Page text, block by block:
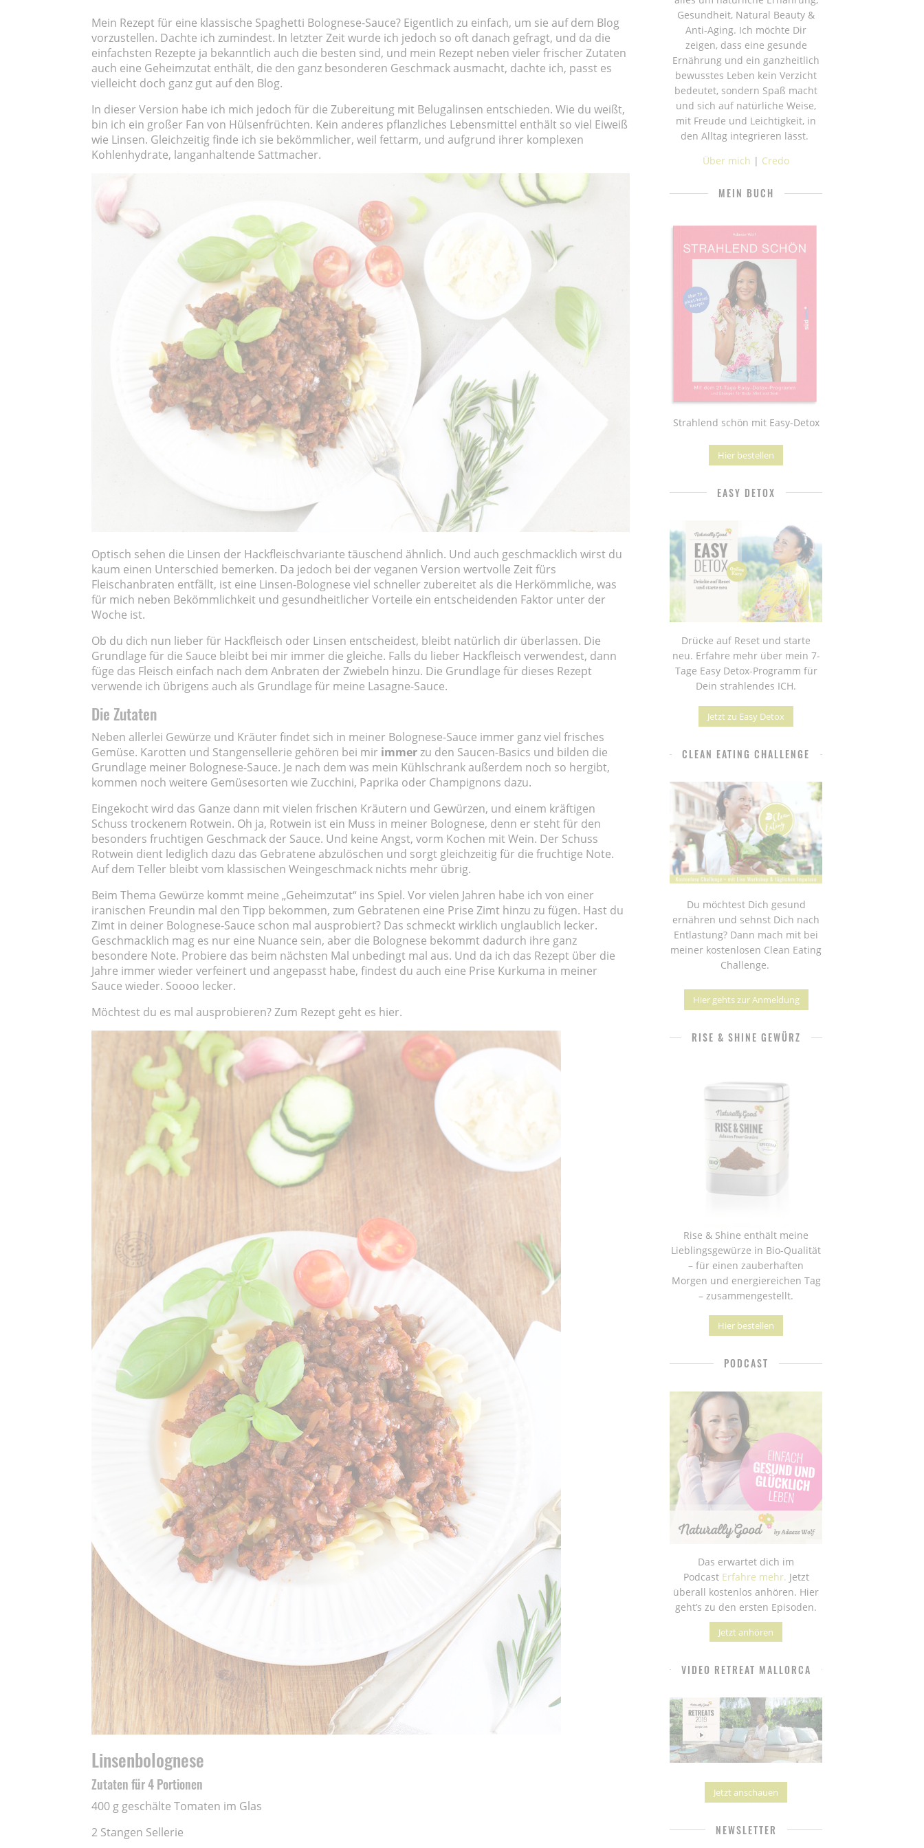
Mein Rezept für eine klassische Spaghetti Bolognese-Sauce? Eigentlich zu einfach, um sie auf dem Blog
vorzustellen. Dachte ich zumindest. In letzter Zeit wurde ich jedoch so oft danach gefragt, und da die
einfachsten Rezepte ja bekanntlich auch die besten sind, und mein Rezept neben vieler frischer Zutaten
auch eine Geheimzutat enthält, die den ganz besonderen Geschmack ausmacht, dachte ich, passt es
vielleicht doch ganz gut auf den Blog.
In dieser Version habe ich mich jedoch für die Zubereitung mit Belugalinsen entschieden. Wie du weißt,
bin ich ein großer Fan von Hülsenfrüchten. Kein anderes pflanzliches Lebensmittel enthält so viel Eiweiß
wie Linsen. Gleichzeitig finde ich sie bekömmlicher, weil fettarm, und aufgrund ihrer komplexen
Kohlenhydrate, langanhaltende Sattmacher.
Optisch sehen die Linsen der Hackfleischvariante täuschend ähnlich. Und auch geschmacklich wirst du
kaum einen Unterschied bemerken. Da jedoch bei der veganen Version wertvolle Zeit fürs
Fleischanbraten entfällt, ist eine Linsen-Bolognese viel schneller zubereitet als die Herkömmliche, was
für mich neben Bekömmlichkeit und gesundheitlicher Vorteile ein entscheidenden Faktor unter der
Woche ist.
Ob du dich nun lieber für Hackfleisch oder Linsen entscheidest, bleibt natürlich dir überlassen. Die
Grundlage für die Sauce bleibt bei mir immer die gleiche. Falls du lieber Hackfleisch verwendest, dann
füge das Fleisch einfach nach dem Anbraten der Zwiebeln hinzu. Die Grundlage für dieses Rezept
verwende ich übrigens auch als Grundlage für meine Lasagne-Sauce.
Die Zutaten
Neben allerlei Gewürze und Kräuter findet sich in meiner Bolognese-Sauce immer ganz viel frisches
Gemüse. Karotten und Stangensellerie gehören bei mir immerzu den Saucen-Basics und bilden die
Grundlage meiner Bolognese-Sauce. Je nach dem was mein Kühlschrank außerdem noch so hergibt,
kommen noch weitere Gemüsesorten wie Zucchini, Paprika oder Champignons dazu.
Eingekocht wird das Ganze dann mit vielen frischen Kräutern und Gewürzen, und einem kräftigen
Schuss trockenem Rotwein. Oh ja, Rotwein ist ein Muss in meiner Bolognese, denn er steht für den
besonders fruchtigen Geschmack der Sauce. Und keine Angst, vorm Kochen mit Wein. Der Schuss
Rotwein dient lediglich dazu das Gebratene abzulöschen und sorgt gleichzeitig für die fruchtige Note.
Auf dem Teller bleibt vom klassischen Weingeschmack nichts mehr übrig.
Beim Thema Gewürze kommt meine „Geheimzutat“ ins Spiel. Vor vielen Jahren habe ich von einer
iranischen Freundin mal den Tipp bekommen, zum Gebratenen eine Prise Zimt hinzu zu fügen. Hast du
Zimt in deiner Bolognese-Sauce schon mal ausprobiert? Das schmeckt wirklich unglaublich lecker.
Geschmacklich mag es nur eine Nuance sein, aber die Bolognese bekommt dadurch ihre ganz
besondere Note. Probiere das beim nächsten Mal unbedingt mal aus. Und da ich das Rezept über die
Jahre immer wieder verfeinert und angepasst habe, findest du auch eine Prise Kurkuma in meiner
Sauce wieder. Soooo lecker.
Möchtest du es mal ausprobieren? Zum Rezept geht es hier.
Linsenbolognese
Zutaten für 4 Portionen
400 g geschälte Tomaten im Glas
2 Stangen Sellerie
Gesundheit, Natural Beauty &
Anti-Aging. Ich möchte Dir
zeigen, dass eine gesunde
Ernährung und ein ganzheitlich
bewusstes Leben kein Verzicht
bedeutet, sondern Spaß macht
und sich auf natürliche Weise,
mit Freude und Leichtigkeit, in
den Alltag integrieren lässt.
Über mich | Credo
MEIN BUCH
Strahlend schön mit Easy-Detox
Hier bestellen
EASY DETOX
Drücke auf Reset und starte
neu. Erfahre mehr über mein 7-
Tage Easy Detox-Programm für
Dein strahlendes ICH.
Jetzt zu Easy Detox
CLEAN EATING CHALLENGE
Du möchtest Dich gesund
ernähren und sehnst Dich nach
Entlastung? Dann mach mit bei
meiner kostenlosen Clean Eating
Challenge.
Hier gehts zur Anmeldung
RISE & SHINE GEWÜRZ
Rise & Shine enthält meine
Lieblingsgewürze in Bio-Qualität
– für einen zauberhaften
Morgen und energiereichen Tag
– zusammengestellt.
Hier bestellen
PODCAST
Das erwartet dich im
Podcast Erfahre mehr. Jetzt
überall kostenlos anhören. Hier
geht’s zu den ersten Episoden.
Jetzt anhören
VIDEO RETREAT MALLORCA
Jetzt anschauen
NEWSLETTER